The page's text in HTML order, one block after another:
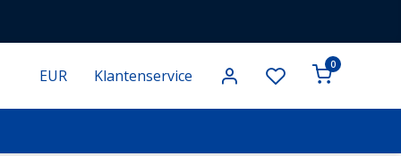
EUR Klantenservice
0